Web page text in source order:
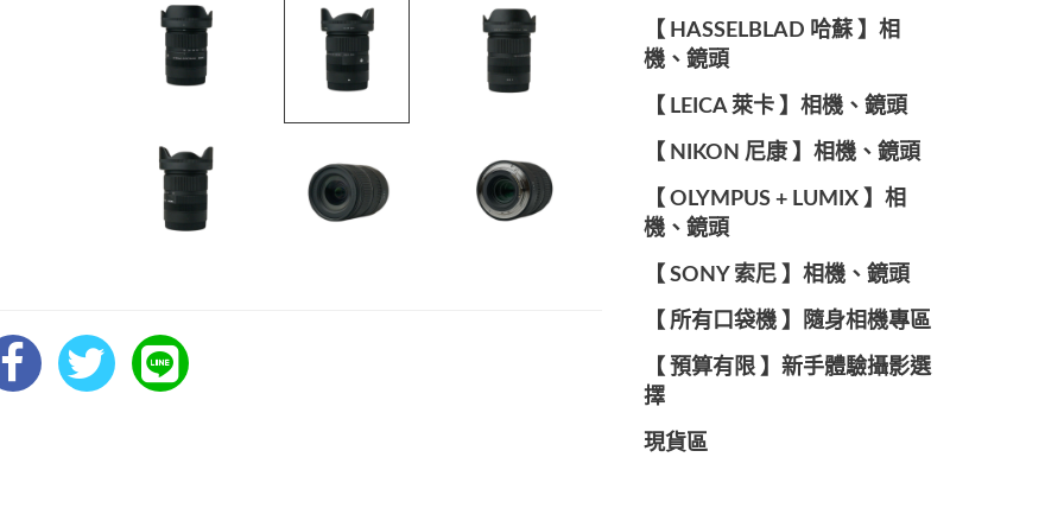
【 HASSELBLAD 哈蘇 】相
機、鏡頭
【 LEICA 萊卡 】相機、鏡頭
【 NIKON 尼康 】相機、鏡頭
【 OLYMPUS + LUMIX 】相
機、鏡頭
【 SONY 索尼 】相機、鏡頭
【 所有口袋機 】隨身相機專區
【 預算有限 】新手體驗攝影選
擇
現貨區